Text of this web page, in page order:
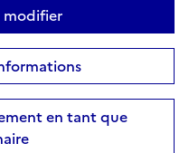
modifier
en tant que